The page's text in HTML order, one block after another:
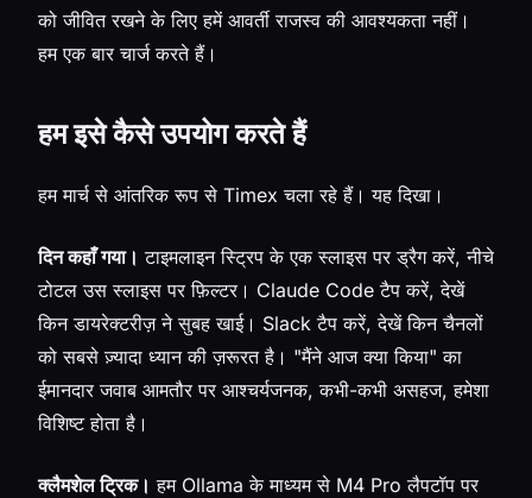
को जीवित रखने के लिए हमें आवर्ती राजस्व की आवश्यकता नहीं।
हम एक बार चार्ज करते हैं।
हम इसे कैसे उपयोग करते हैं
हम मार्च से आंतरिक रूप से Timex चला रहे हैं। यह दिखा।
दिन कहाँ गया। टाइमलाइन स्ट्रिप के एक स्लाइस पर ड्रैग करें, नीचे
टोटल उस स्लाइस पर फ़िल्टर। Claude Code टैप करें, देखें
किन डायरेक्टरीज़ ने सुबह खाई। Slack टैप करें, देखें किन चैनलों
को सबसे ज़्यादा ध्यान की ज़रूरत है। "मैंने आज क्या किया" का
ईमानदार जवाब आमतौर पर आश्चर्यजनक, कभी-कभी असहज, हमेशा
विशिष्ट होता है।
क्लैमशेल ट्रिक। हम Ollama के माध्यम से M4 Pro लैपटॉप पर